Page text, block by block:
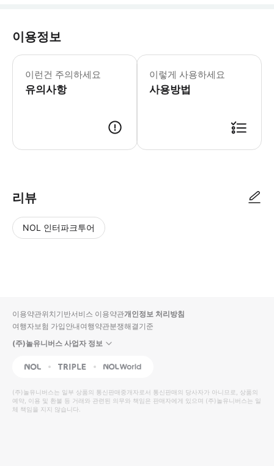
이용정보
이런건 주의하세요
유의사항
성인 : 13세 이상 어린이 : 6세 이상
이렇게 사용하세요
사용방법
리뷰
NOL 인터파크투어
입니
다.
높
은
순
동
영
상
순
상
이용약관위치기반서비스 이용약관개인정보 처리방침
여행자보험 가입안내여행약관분쟁해결기준
(주)놀유니버스 사업자 정보
NOL Triple Interpark Global
(주)놀유니버스는 일부 상품의 통신판매중개자로서 통신판매의 당사자가 아니므로, 상품의
예약, 이용 및 환불 등 거래와 관련된 의무와 책임은 판매자에게 있으며 (주)놀유니버스는 일
체 책임을 지지 않습니다.